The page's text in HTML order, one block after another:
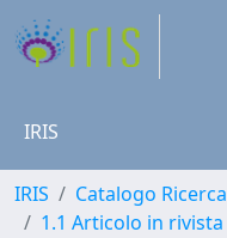
IRIS
IRIS Catalogo Ricerca
1.1 Articolo in rivista